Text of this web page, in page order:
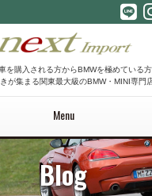
を購入される方からBMWを極めている
が集まる関東最大級のBMW・MINI専門
Menu
Blog